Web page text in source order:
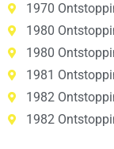
1970
1980
1980
1981
1982
1982